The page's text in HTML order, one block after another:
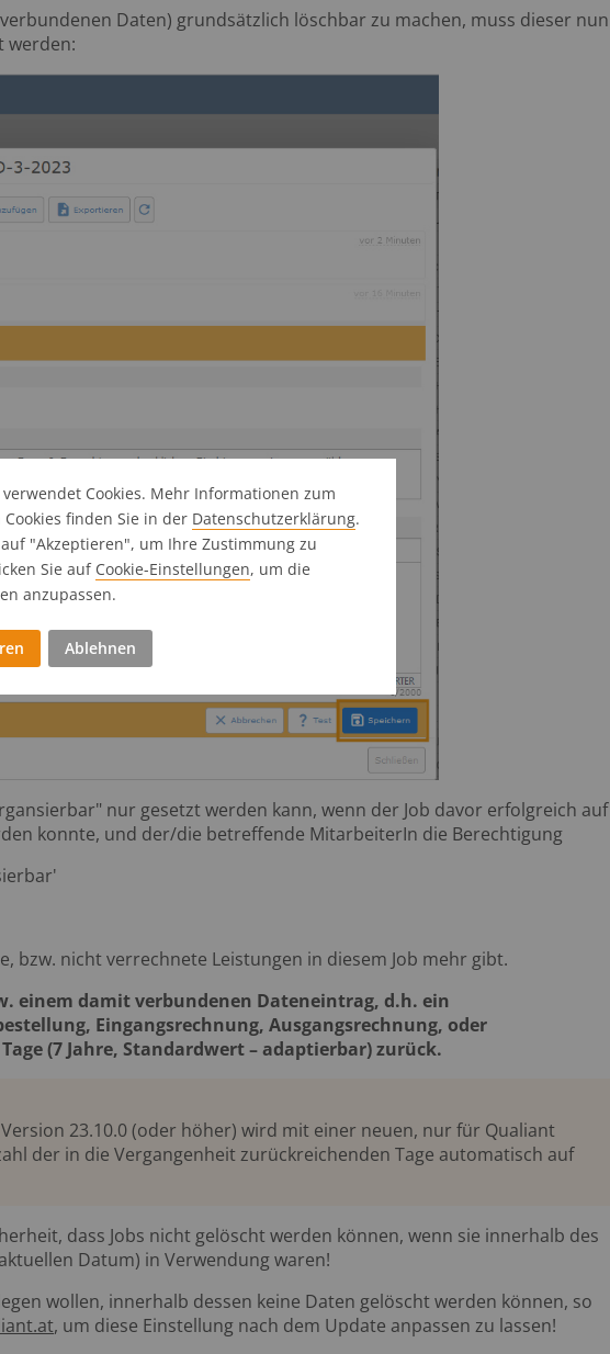
Daten) grundsätzlich löschbar zu machen, muss dieser nun
werden:
nur gesetzt werden kann, wenn der Job davor erfolgreich auf
konnte, und der/die betreffende MitarbeiterIn die Berechtigung
bzw. nicht verrechnete Leistungen in diesem Job mehr gibt.
einem damit verbundenen Dateneintrag, d.h. ein
Eingangsrechnung, Ausgangsrechnung, oder
(7 Jahre, Standardwert – adaptierbar) zurück.
Version 23.10.0 (oder höher) wird mit einer neuen, nur für Qualiant
der in die Vergangenheit zurückreichenden Tage automatisch auf
dass Jobs nicht gelöscht werden können, wenn sie innerhalb des
Datum) in Verwendung waren!
wollen, innerhalb dessen keine Daten gelöscht werden können, so
, um diese Einstellung nach dem Update anpassen zu lassen!
verwendet Cookies. Mehr Informationen zum
Cookies finden Sie in der Datenschutz­erklärung.
auf "Akzeptieren", um Ihre Zustimmung zu
Sie auf Cookie-Einstellungen, um die
anzupassen.
Ablehnen